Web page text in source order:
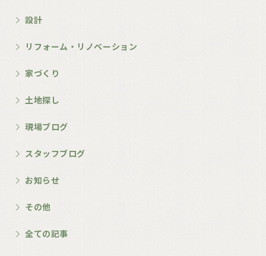
設計
リフォーム・リノベーション
家づくり
土地探し
現場ブログ
スタッフブログ
お知らせ
その他
全ての記事